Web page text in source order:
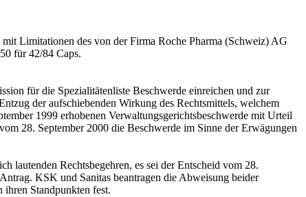
Limitationen des von der Firma Roche Pharma (Schweiz) AG
für 42/84 Caps.
für die Spezialitätenliste Beschwerde einreichen und zur
der aufschiebenden Wirkung des Rechtsmittels, welchem
1999 erhobenen Verwaltungsgerichtsbeschwerde mit Urteil
28. September 2000 die Beschwerde im Sinne der Erwägungen
lautenden Rechtsbegehren, es sei der Entscheid vom 28.
KSK und Sanitas beantragen die Abweisung beider
ihren Standpunkten fest.